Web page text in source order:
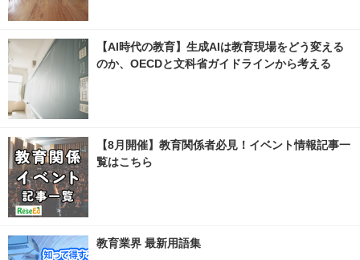
【AI時代の教育】生成AIは教育現場をどう変える
のか、OECDと文科省ガイドラインから考える
【8月開催】教育関係者必見！イベント情報記事一
覧はこちら
教育業界 最新用語集